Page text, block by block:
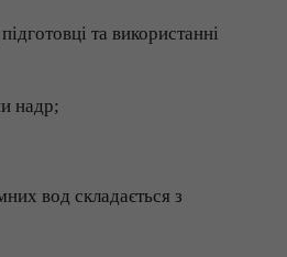
та використанні
надр;
вод складається з